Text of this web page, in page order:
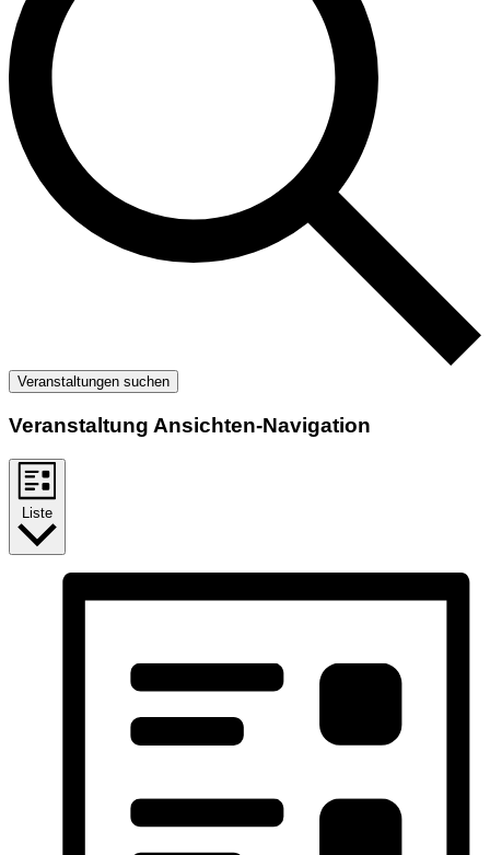
Veranstaltungen suchen
Veranstaltung Ansichten-Navigation
Liste